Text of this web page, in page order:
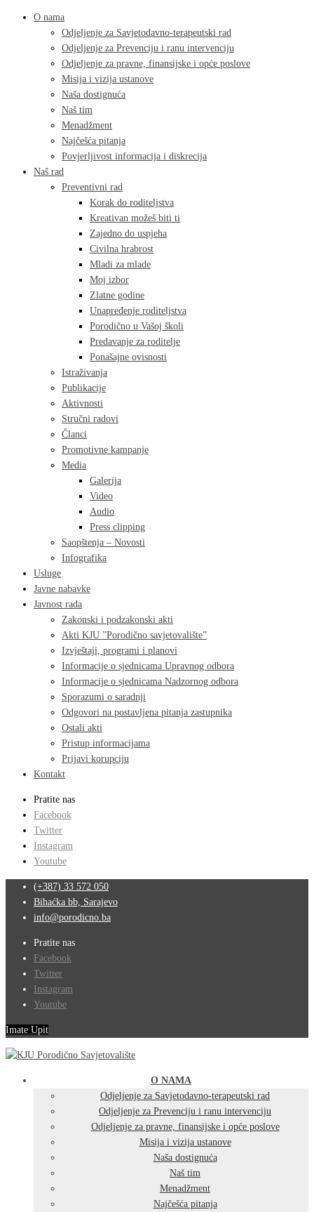
O nama
Odjeljenje za Savjetodavno-terapeutski rad
Odjeljenje za Prevenciju i ranu intervenciju
Odjeljenje za pravne, finansijske i opće poslove
Misija i vizija ustanove
Naša dostignuća
Naš tim
Menadžment
Najčešća pitanja
Povjerljivost informacija i diskrecija
Naš rad
Preventivni rad
Korak do roditeljstva
Kreativan možeš biti ti
Zajedno do uspjeha
Civilna hrabrost
Mladi za mlade
Moj izbor
Zlatne godine
Unapređenje roditeljstva
Porodično u Vašoj školi
Predavanje za roditelje
Ponašajne ovisnosti
Istraživanja
Publikacije
Aktivnosti
Stručni radovi
Članci
Promotivne kampanje
Media
Galerija
Video
Audio
Press clipping
Saopštenja – Novosti
Infografika
Usluge
Javne nabavke
Javnost rada
Zakonski i podzakonski akti
Akti KJU ”Porodično savjetovalište”
Izvještaji, programi i planovi
Informacije o sjednicama Upravnog odbora
Informacije o sjednicama Nadzornog odbora
Sporazumi o saradnji
Odgovori na postavljena pitanja zastupnika
Ostali akti
Pristup informacijama
Prijavi korupciju
Kontakt
Pratite nas
Facebook
Twitter
Instagram
Youtube
(+387) 33 572 050
Bihaćka bb, Sarajevo
info@porodicno.ba
Pratite nas
Facebook
Twitter
Instagram
Youtube
Imate Upit
O NAMA
Odjeljenje za Savjetodavno-terapeutski rad
Odjeljenje za Prevenciju i ranu intervenciju
Odjeljenje za pravne, finansijske i opće poslove
Misija i vizija ustanove
Naša dostignuća
Naš tim
Menadžment
Najčešća pitanja